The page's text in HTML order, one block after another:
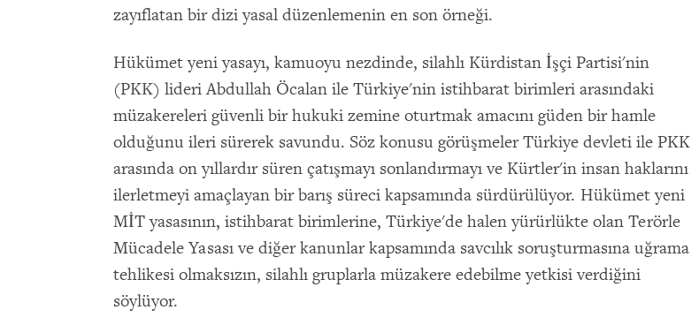
zayıflatan bir dizi yasal düzenlemenin en son örneği.
Hükümet yeni yasayı, kamuoyu nezdinde, silahlı Kürdistan İşçi Partisi'nin
(PKK) lideri Abdullah Öcalan ile Türkiye'nin istihbarat birimleri arasındaki
müzakereleri güvenli bir hukuki zemine oturtmak amacını güden bir hamle
olduğunu ileri sürerek savundu. Söz konusu görüşmeler Türkiye devleti ile PKK
arasında on yıllardır süren çatışmayı sonlandırmayı ve Kürtler'in insan haklarını
ilerletmeyi amaçlayan bir barış süreci kapsamında sürdürülüyor. Hükümet yeni
MİT yasasının, istihbarat birimlerine, Türkiye'de halen yürürlükte olan Terörle
Mücadele Yasası ve diğer kanunlar kapsamında savcılık soruşturmasına uğrama
tehlikesi olmaksızın, silahlı gruplarla müzakere edebilme yetkisi verdiğini
söylüyor.